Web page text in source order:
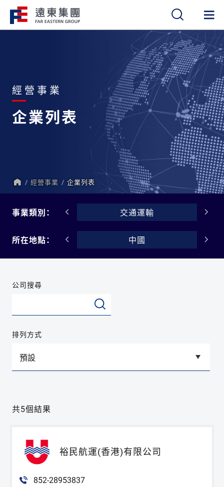
經營事業
企業列表
首
頁
經營事業 企業列表
事業類別：
光旅館 交通運輸
所在地點：
台灣 中國
公司搜尋
排列方式
共5個結果
裕民航運(香港)有限公司
852-28953837